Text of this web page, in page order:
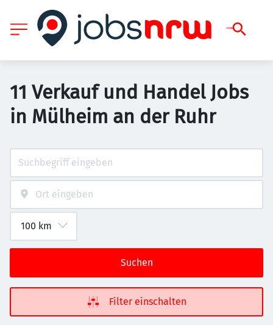
11 Verkauf und Handel Jobs
in Mülheim an der Ruhr
Suchen
Filter einschalten